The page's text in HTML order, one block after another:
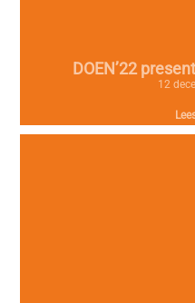
DOEN’22
12